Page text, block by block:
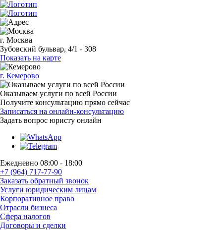
г. Москва
Зубовский бульвар, 4/1 - 308
Показать на карте
г. Кемерово
Оказываем услуги по всей России
Получите консультацию прямо сейчас
Записаться на онлайн-консультацию
Задать вопрос юристу онлайн
Ежедневно 08:00 - 18:00
+7 (964) 717-77-90
Заказать обратный звонок
Услуги юридическим лицам
Корпоративное право
Отрасли бизнеса
Сфера налогов
Договоры и сделки